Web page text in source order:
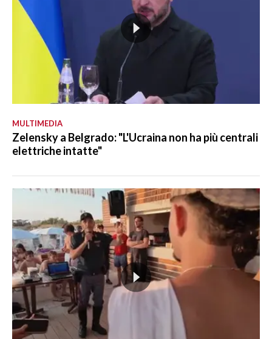
MULTIMEDIA
Zelensky a Belgrado: "L'Ucraina non ha più centrali
elettriche intatte"